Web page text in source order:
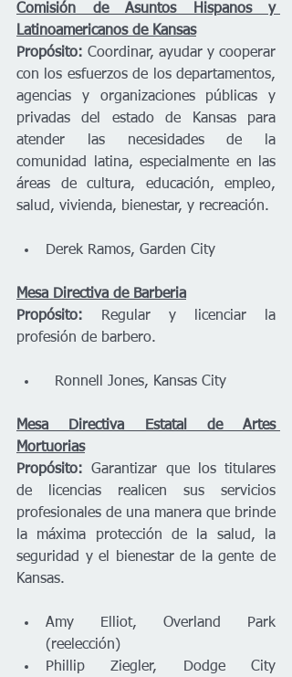
Comisión de Asuntos Hispanos y
Latinoamericanos de Kansas
Propósito: Coordinar, ayudar y cooperar
con los esfuerzos de los departamentos,
agencias y organizaciones públicas y
privadas del estado de Kansas para
atender las necesidades de la
comunidad latina, especialmente en las
áreas de cultura, educación, empleo,
Derek Ramos, Garden City
Mesa Directiva de Barberia
Propósito: Regular y licenciar la
profesión de barbero.
  Ronnell Jones, Kansas City
Mesa Directiva Estatal de Artes
Mortuorias
Propósito: Garantizar que los titulares
de licencias realicen sus servicios
profesionales de una manera que brinde
la máxima protección de la salud, la
seguridad y el bienestar de la gente de
Kansas.
Amy Elliot, Overland Park
(reelección)
Phillip Ziegler, Dodge City